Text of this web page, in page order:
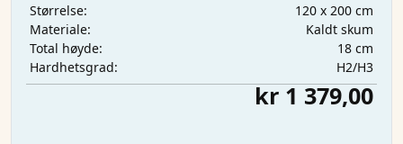
Størrelse:
120 x 200 cm
Materiale:
Kaldt skum
Total høyde:
18 cm
Hardhetsgrad:
H2/H3
kr 1 379,00